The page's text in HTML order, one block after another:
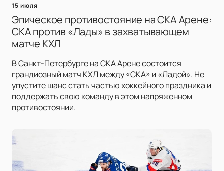
15 июля
Эпическое противостояние на СКА Арене:
СКА против «Лады» в захватывающем
матче КХЛ
В Санкт-Петербурге на СКА Арене состоится
грандиозный матч КХЛ между «СКА» и «Ладой». Не
упустите шанс стать частью хоккейного праздника и
поддержать свою команду в этом напряженном
противостоянии.